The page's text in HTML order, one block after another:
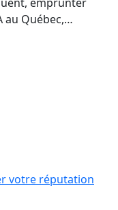
au Québec,…
votre réputation